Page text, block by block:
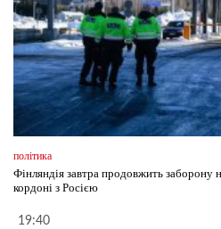
політика
Фінляндія завтра продовжить заборону
кордоні з Росією
19:40